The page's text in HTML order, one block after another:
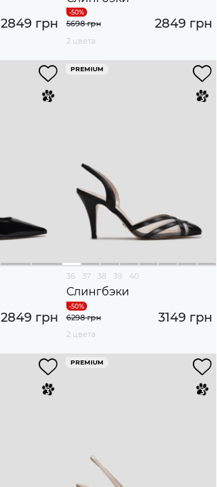
2849 грн 2849 грн
5698 грн
2 цвета
2849 грн
PREMIUM
36 37 38 39 40
Слингбэки
3149 грн
6298 грн
2 цвета
PREMIUM